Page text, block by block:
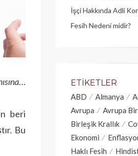
beri
Bu
İşçi Hakkında Adli
Fesih Nedeni midir?
ETIKETLER
ABD Almanya
Avrupa
Avrupa
Birleşik Krallık
Ekonomi
Haklı Fesih